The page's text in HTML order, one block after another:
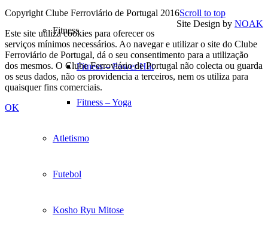
Fitness
Fitness – Power Hiit
Fitness – Yoga
Atletismo
Futebol
Kosho Ryu Mitose
Copyright Clube Ferroviário de Portugal 2016
Site Design by NOAK
Scroll to top
Este site utiliza cookies para oferecer os
serviços mínimos necessários. Ao navegar e utilizar o site do Clube
Ferroviário de Portugal, dá o seu consentimento para a utilização
dos mesmos. O Clube Ferroviário de Portugal não colecta ou guarda
os seus dados, não os providencia a terceiros, nem os utiliza para
quaisquer fins comerciais.
OK